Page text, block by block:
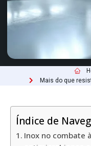
Mais do que
Índice de
Inox no combate